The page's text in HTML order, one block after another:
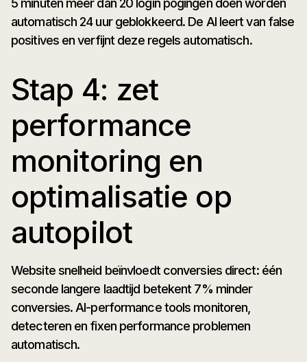
5 minuten meer dan 20 login pogingen doen worden
automatisch 24 uur geblokkeerd. De AI leert van false
positives en verfijnt deze regels automatisch.
Stap 4: zet
performance
monitoring en
optimalisatie op
autopilot
Website snelheid beïnvloedt conversies direct: één
seconde langere laadtijd betekent 7% minder
conversies. AI-performance tools monitoren,
detecteren en fixen performance problemen
automatisch.